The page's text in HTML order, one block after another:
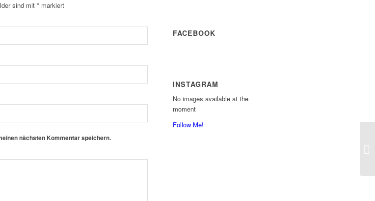
sind mit * markiert
nächsten Kommentar speichern.
FACEBOOK
INSTAGRAM
No images available at the
moment
Follow Me!